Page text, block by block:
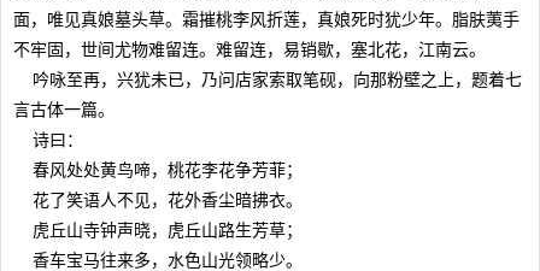
面，唯见真娘墓头草。霜摧桃李风折莲，真娘死时犹少年。脂肤荑手
不牢固，世间尤物难留连。难留连，易销歇，塞北花，江南云。
吟咏至再，兴犹未已，乃问店家索取笔砚，向那粉壁之上，题着七
言古体一篇。
诗曰：
春风处处黄鸟啼，桃花李花争芳菲；
花了笑语人不见，花外香尘暗拂衣。
虎丘山寺钟声晓，虎丘山路生芳草；
香车宝马往来多，水色山光领略少。